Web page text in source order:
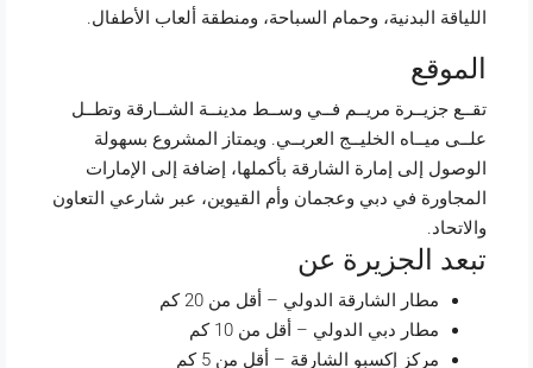
اللياقة البدنية، وحمام السباحة، ومنطقة ألعاب الأطفال.
الموقع
تقــع جزيــرة مريــم فــي وســط مدينــة الشــارقة وتطــل
علــى ميــاه الخليــج العربــي. ويمتاز المشروع بسهولة
الوصول إلى إمارة الشارقة بأكملها، إضافة إلى الإمارات
المجاورة في دبي وعجمان وأم القيوين، عبر شارعي التعاون
والاتحاد.
تبعد الجزيرة عن
مطار الشارقة الدولي – أقل من 20 كم
مطار دبي الدولي – أقل من 10 كم
مركز إكسبو الشارقة – أقل من 5 كم